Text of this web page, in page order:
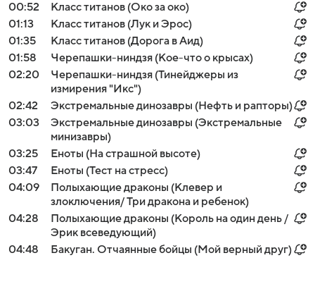
00:52
Класс титанов (Око за око)
01:13
Класс титанов (Лук и Эрос)
01:35
Класс титанов (Дорога в Аид)
01:58
Черепашки-ниндзя (Кое-что о крысах)
02:20
Черепашки-ниндзя (Тинейджеры из
измирения "Икс")
02:42
Экстремальные динозавры (Нефть и рапторы)
03:03
Экстремальные динозавры (Экстремальные
минизавры)
03:25
Еноты (На страшной высоте)
03:47
Еноты (Тест на стресс)
04:09
Полыхающие драконы (Клевер и
злоключения/ Три дракона и ребенок)
04:28
Полыхающие драконы (Король на один день /
Эрик всеведующий)
04:48
Бакуган. Отчаянные бойцы (Мой верный друг)